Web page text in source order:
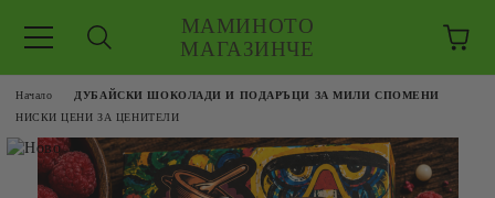
МАМИНОТО
МАГАЗИНЧЕ
Начало
ДУБАЙСКИ ШОКОЛАДИ И ПОДАРЪЦИ ЗА МИЛИ СПОМЕНИ
НИСКИ ЦЕНИ ЗА ЦЕНИТЕЛИ